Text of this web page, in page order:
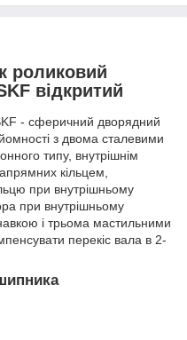
роликовий
відкритий
- сферичний дворядний
з двома сталевими
типу, внутрішнім
кільцем,
при внутрішньому
при внутрішньому
і трьома мастильними
перекіс вала в 2-